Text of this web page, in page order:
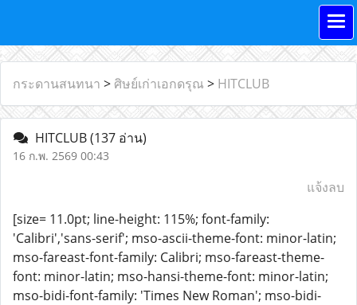
กระดานสนทนา > ศิษย์เก่าเอกดรุณ > HITCLUB
HITCLUB(137 อ่าน)
16 ก.พ. 2569 00:43
แจ้งลบ
[size= 11.0pt; line-height: 115%; font-family:
'Calibri','sans-serif'; mso-ascii-theme-font: minor-latin;
mso-fareast-font-family: Calibri; mso-fareast-theme-
font: minor-latin; mso-hansi-theme-font: minor-latin;
mso-bidi-font-family: 'Times New Roman'; mso-bidi-